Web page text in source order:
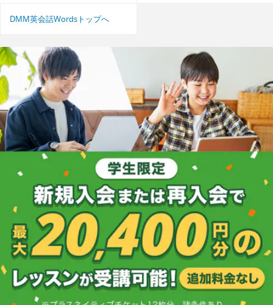
DMM英会話Wordsトップへ